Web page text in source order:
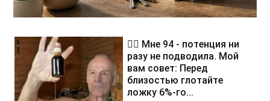
❤️‍🔥 Мне 94 - потенция ни
разу не подводила. Мой
вам совет: Перед
близостью глотайте
ложку 6%-го...